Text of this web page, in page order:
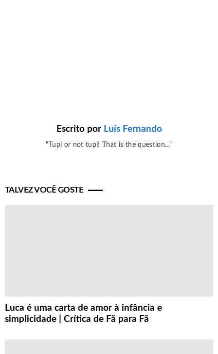
Escrito por Luís Fernando
"Tupi or not tupi! That is the question..."
TALVEZ VOCÊ GOSTE
Luca é uma carta de amor à infância e
simplicidade | Crítica de Fã para Fã